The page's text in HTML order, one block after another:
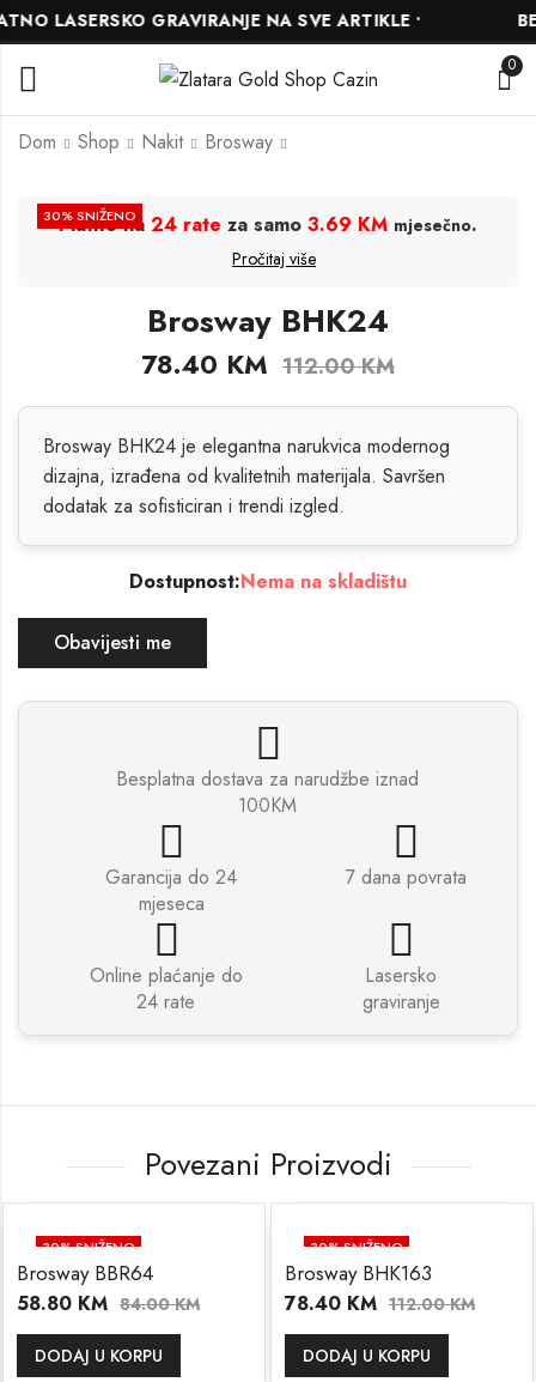
LASERSKO GRAVIRANJE NA SVE ARTIKLE •
0
Dom Shop Nakit Brosway
Brosway BTJMS868
Brosway BHK25
30% SNIŽENO
Platite na 24 rate za samo 3.69 KM mjesečno.
Pročitaj više
Brosway BHK24
78.40 KM 112.00KM
Brosway BHK24 je elegantna narukvica modernog
dizajna, izrađena od kvalitetnih materijala. Savršen
dodatak za sofisticiran i trendi izgled.
Dostupnost:Nema na skladištu
Obavijesti me
Besplatna dostava za narudžbe iznad
100KM
Garancija do 24
mjeseca
7 dana povrata
Online plaćanje do
24 rate
Lasersko
graviranje
Povezani Proizvodi
30% SNIŽENO
Brosway BBR64
58.80 KM 84.00KM
DODAJ U KORPU
30% SNIŽENO
Brosway BHK163
78.40 KM 112.00KM
DODAJ U KORPU